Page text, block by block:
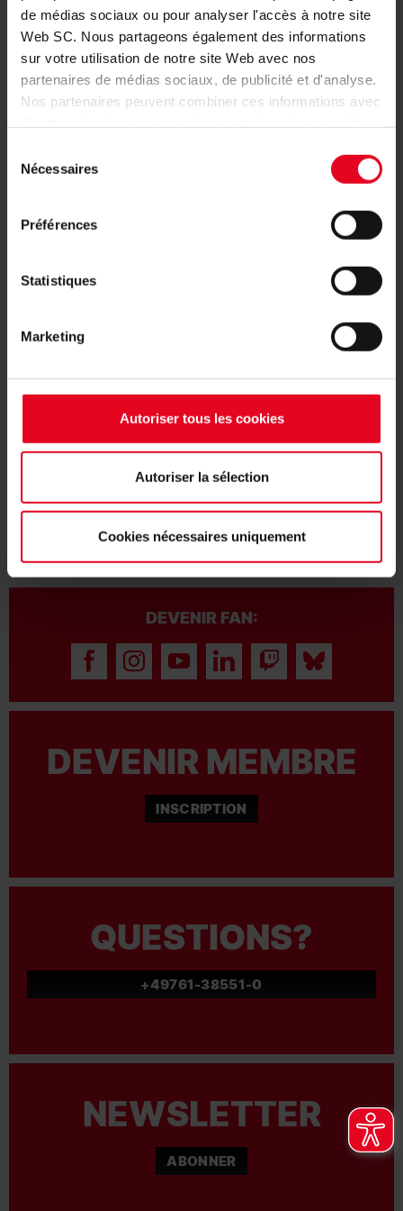
de médias sociaux ou pour analyser l'accès à notre site
Web SC. Nous partageons également des informations
sur votre utilisation de notre site Web avec nos
partenaires de médias sociaux, de publicité et d'analyse.
Nos partenaires peuvent combiner ces informations avec
services.
Nécessaires
Préférences
Statistiques
Marketing
Autoriser tous les cookies
Autoriser la sélection
Cookies nécessaires uniquement
Dans les blocs N5-N7 ainsi que N15-N17 se trouvent les
sièges pour les supporters visiteurs. En cas de faible
demande de la part du club visiteur, la zone peut être réduite
domicile.
PLAN D’ENSEMBLE
Une orientation facile : grâce à notre plan d’ensemble, vous
pouvez voir en un coup d'œil où se trouvent les différentes
places de stationnement, où garer votre vélo ou encore la
gare la plus proche. Sont également indiqués les points de
contact importants tels que le fan-shop, le bureau du SC ou -
DEVENIR FAN:
DEVENIR MEMBRE
INSCRIPTION
QUESTIONS?
+49761-38551-0
NEWSLETTER
ABONNER